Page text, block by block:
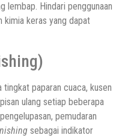
lembap. Hindari penggunaan
kimia keras yang dapat
tingkat paparan cuaca, kusen
ulang setiap beberapa
pemudaran
sebagai indikator